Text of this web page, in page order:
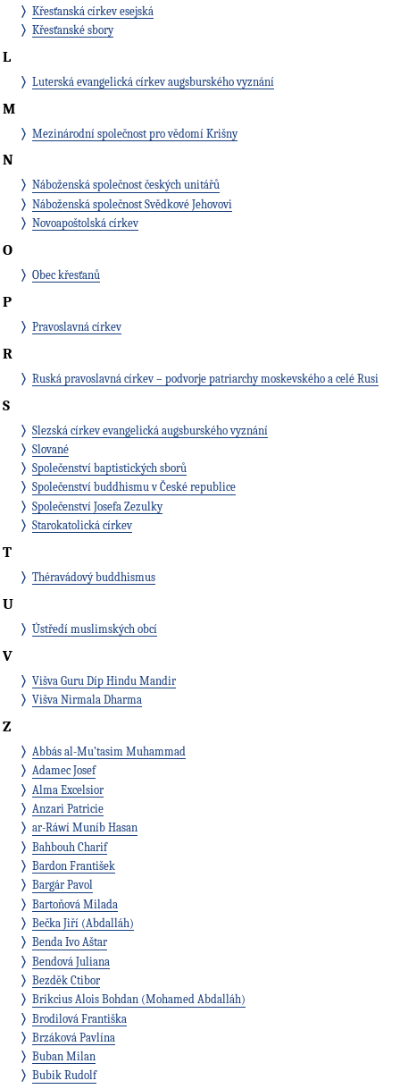
Křesťanská církev esejská
Křesťanské sbory
L
Luterská evangelická církev augsburského vyznání
M
Mezinárodní společnost pro vědomí Krišny
N
Náboženská společnost českých unitářů
Náboženská společnost Svědkové Jehovovi
Novoapoštolská církev
O
Obec křesťanů
P
Pravoslavná církev
R
Ruská pravoslavná církev – podvorje patriarchy moskevského a celé Rusi
S
Slezská církev evangelická augsburského vyznání
Slované
Společenství baptistických sborů
Společenství buddhismu v České republice
Společenství Josefa Zezulky
Starokatolická církev
T
Théravádový buddhismus
U
Ústředí muslimských obcí
V
Višva Guru Díp Hindu Mandir
Višva Nirmala Dharma
Z
Abbás al-Mu’tasim Muhammad
Adamec Josef
Alma Excelsior
Anzari Patricie
ar-Ráwí Muníb Hasan
Bahbouh Charif
Bardon František
Bargár Pavol
Bartoňová Milada
Bečka Jiří (Abdalláh)
Benda Ivo Aštar
Bendová Juliana
Bezděk Ctibor
Brikcius Alois Bohdan (Mohamed Abdalláh)
Brodilová Františka
Brzáková Pavlína
Buban Milan
Bubik Rudolf